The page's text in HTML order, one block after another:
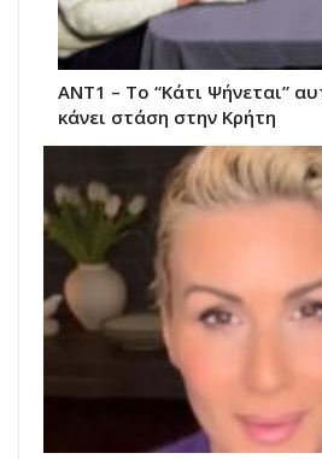
ΑΝΤ1 – Το “Κάτι Ψήνεται”
κάνει στάση στην Κρήτη